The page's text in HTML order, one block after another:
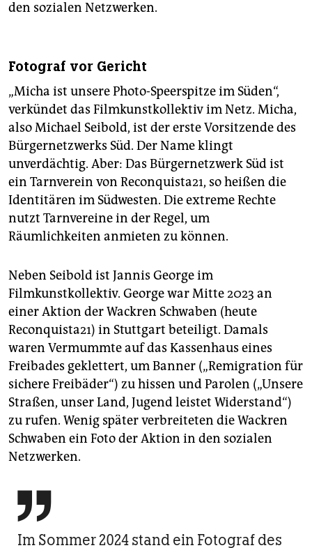
den sozialen Netzwerken.
Fotograf vor Gericht
„Micha ist unsere Photo-Speerspitze im Süden“,
verkündet das Filmkunstkollektiv im Netz. ­Micha,
also Michael Seibold, ist der erste Vorsitzende des
Bürgernetzwerks Süd. Der Name klingt
unverdächtig. Aber: Das Bürgernetzwerk Süd ist
ein Tarnverein von Reconquista21, so heißen die
Identitären im Südwesten. Die extreme Rechte
nutzt Tarnvereine in der Regel, um
Räumlichkeiten anmieten zu können.
Neben Seibold ist Jannis George im
Filmkunstkollektiv. George war Mitte 2023 an
einer Aktion der Wackren Schwaben (heute
Reconquista21) in Stuttgart beteiligt. Damals
waren Vermummte auf das Kassenhaus eines
Freibades geklettert, um Banner („Remigration für
sichere Freibäder“) zu hissen und Parolen („Unsere
Straßen, unser Land, Jugend leistet Widerstand“)
zu rufen. Wenig später verbreiteten die Wackren
Schwaben ein Foto der Aktion in den sozialen
Netzwerken.

Im Sommer 2024 stand ein Fotograf des